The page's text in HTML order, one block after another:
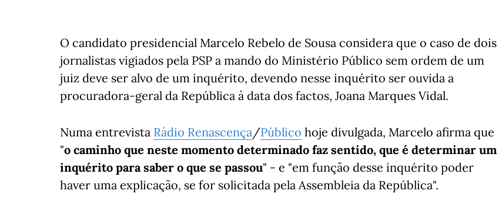
O candidato presidencial Marcelo Rebelo de Sousa considera que o caso de dois
jornalistas vigiados pela PSP a mando do Ministério Público sem ordem de um
juiz deve ser alvo de um inquérito, devendo nesse inquérito ser ouvida a
procuradora-geral da República à data dos factos, Joana Marques Vidal.
Numa entrevista Rádio Renascença/Público hoje divulgada, Marcelo afirma que
"o caminho que neste momento determinado faz sentido, que é determinar um
inquérito para saber o que se passou" - e "em função desse inquérito poder
haver uma explicação, se for solicitada pela Assembleia da República".